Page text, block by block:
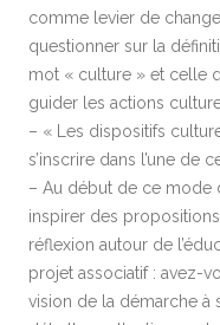
comme levier de
questionner sur la
mot « culture » et celle
guider les actions
– « Les dispositifs
s’inscrire dans l’une de
– Au début de ce mode
inspirer des
réflexion autour de
projet associatif : avez-
vision de la démarche à